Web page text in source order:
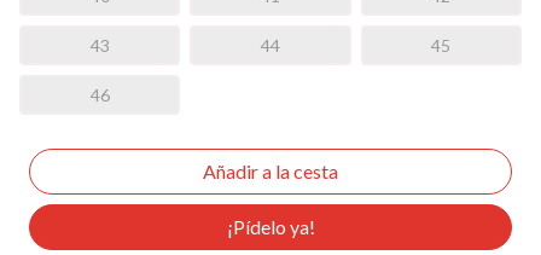
43 44 45
46
¡Pídelo ya!